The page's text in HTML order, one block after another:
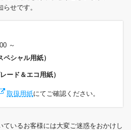
せです。
～
ペシャル用紙）
ード＆エコ用紙）
取扱用紙にてご確認ください。
いるお客様には大変ご迷惑をおかけし